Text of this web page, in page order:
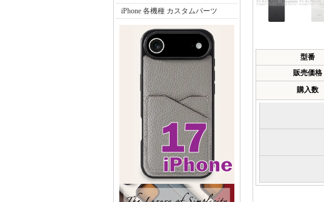
iPhone 各機種 カスタムパーツ
型番
販売価格
購入数